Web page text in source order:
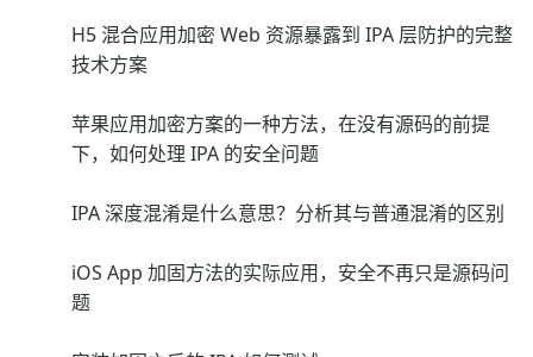
H5 混合应用加密 Web 资源暴露到 IPA 层防护的完整
技术方案
苹果应用加密方案的一种方法，在没有源码的前提
下，如何处理 IPA 的安全问题
IPA 深度混淆是什么意思？分析其与普通混淆的区别
iOS App 加固方法的实际应用，安全不再只是源码问
题